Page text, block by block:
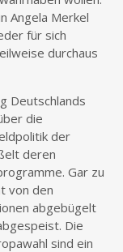
Angela Merkel
für sich
durchaus
Deutschlands
die
der
deren
Gar zu
von den
abgebügelt
Die
sind ein